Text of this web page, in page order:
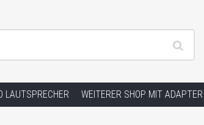
Radio Einbauhilfe und Anleitungen
LAUTSPRECHER WEITERER SHOP MIT ADAPTER